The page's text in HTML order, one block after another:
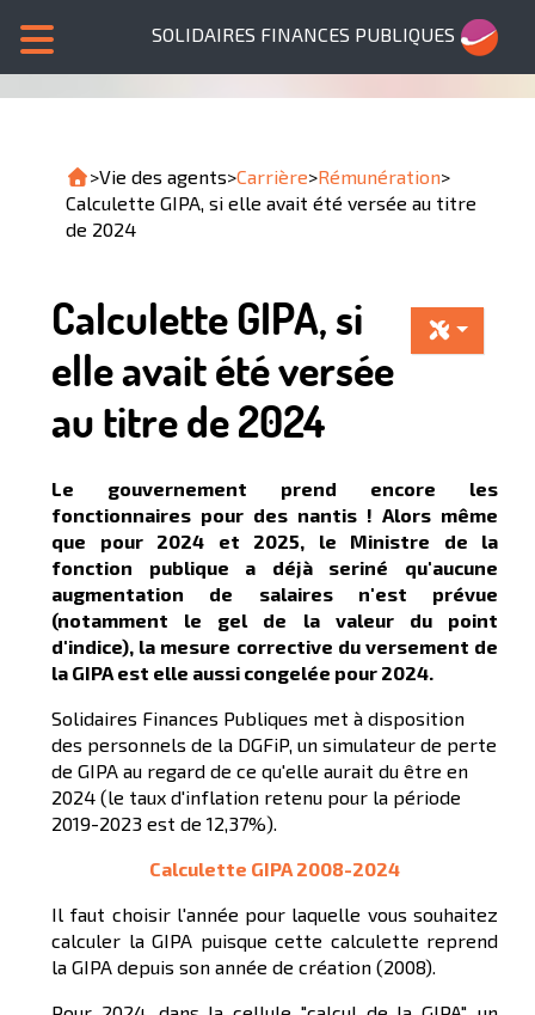
SOLIDAIRES FINANCES PUBLIQUES
>Vie des agents>Carrière>Rémunération>
Calculette GIPA, si elle avait été versée au titre
de 2024
Calculette GIPA, si
elle avait été versée
au titre de 2024
Le gouvernement prend encore les
fonctionnaires pour des nantis ! Alors même
que pour 2024 et 2025, le Ministre de la
fonction publique a déjà seriné qu'aucune
augmentation de salaires n'est prévue
(notamment le gel de la valeur du point
d'indice), la mesure corrective du versement de
la GIPA est elle aussi congelée pour 2024.
Solidaires Finances Publiques met à disposition
des personnels de la DGFiP, un simulateur de perte
de GIPA au regard de ce qu'elle aurait du être en
2024 (le taux d'inflation retenu pour la période
2019-2023 est de 12,37%).
Calculette GIPA 2008-2024
Il faut choisir l'année pour laquelle vous souhaitez
calculer la GIPA puisque cette calculette reprend
la GIPA depuis son année de création (2008).